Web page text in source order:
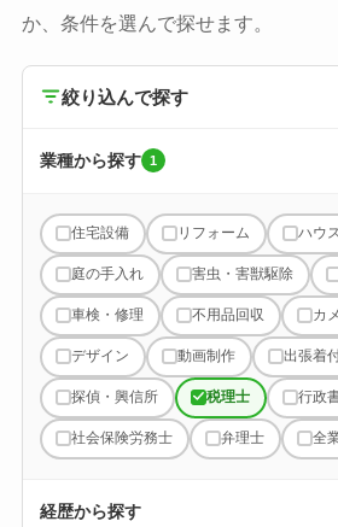
か、条件を選んで探せます。
絞り込んで探す
業種から探す 1
住宅設備 リフォーム ハウ
庭の手入れ 害虫・害獣駆除
車検・修理 不用品回収 カ
デザイン 動画制作 出張着
探偵・興信所 税理士 行政
社会保険労務士 弁理士 全
経歴から探す